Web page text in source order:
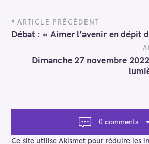
P
o
s
a
ARTICLE PRÉCÉDENT
Débat : « Aimer l’avenir en dépit
Dimanche 27 novembre
0 comments
Ce site utilise Akismet pour réduire les